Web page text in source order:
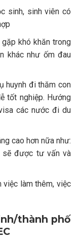
sinh, sinh viên có
khó khăn trong
khác như ốm đau
huynh đi thăm con
tốt nghiệp. Hướng
các nước đi du
cao hơn nữa như:
sẽ được tư vấn và
việc làm thêm, việc
thành phố